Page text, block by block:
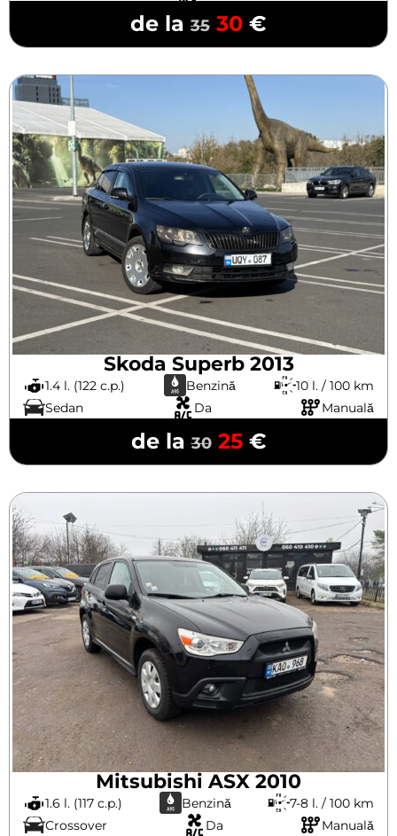
de la 35 30 €
Skoda Superb 2013
1.4 l. (122 c.p.) Benzină
10 l. / 100 km
Sedan
Da Manuală
de la30 25€
Mitsubishi ASX 2010
1.6 l. (117 c.p.) Benzină
7-8 l. / 100 km
Crossover
Da Manuală